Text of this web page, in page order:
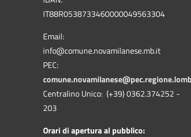
IT88R0538733460000049563304
Email:
info@comune.novamilanese.mb.it
PEC:
Centralino Unico: (+39) 0362.374252 -
203
Orari di apertura al pubblico: